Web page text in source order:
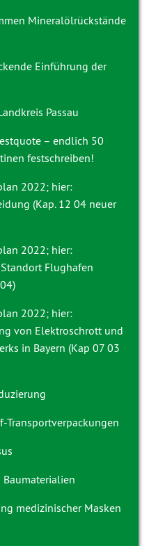
Mineralölrückstände
Einführung der
Passau
– endlich 50
festschreiben!
2022; hier:
(Kap. 12 04 neuer
2022; hier:
Flughafen
2022; hier:
von Elektroschrott und
in Bayern (Kap 07 03
Transportverpackungen
Baumaterialien
medizinischer Masken